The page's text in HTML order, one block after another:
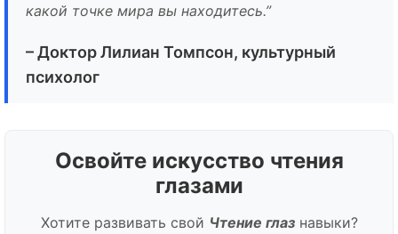
какой точке мира вы находитесь.”
– Доктор Лилиан Томпсон, культурный
психолог
Освойте искусство чтения
глазами
Хотите развивать свой Чтение глазнавыки?